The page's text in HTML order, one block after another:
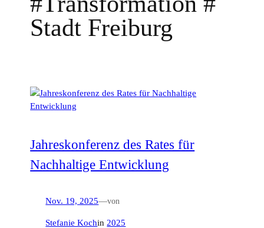
Stadt Freiburg
Jahreskonferenz des Rates für
Nachhaltige Entwicklung
Nov. 19, 2025—von
Stefanie Kochin 2025